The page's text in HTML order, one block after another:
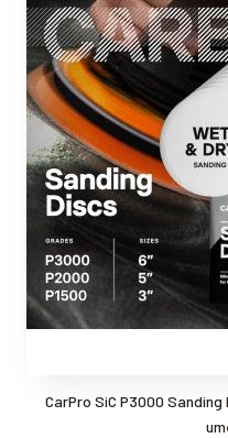
CarPro SiC P3000